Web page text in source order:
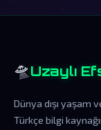
🛸 Uzaylı
Dünya dışı yaşam
Türkçe bilgi